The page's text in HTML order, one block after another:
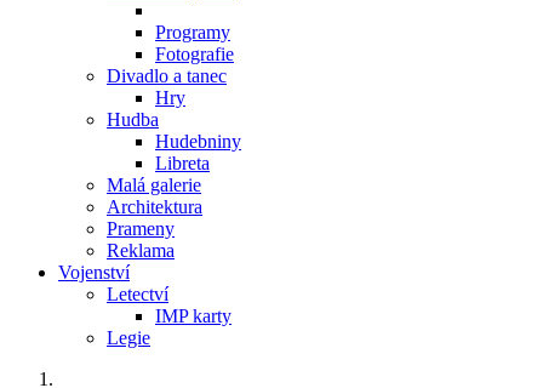
Programy
Fotografie
Divadlo a tanec
Hry
Hudba
Hudebniny
Libreta
Malá galerie
Architektura
Prameny
Reklama
Vojenství
Letectví
IMP karty
Legie